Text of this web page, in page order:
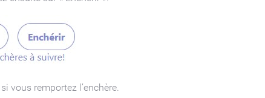
vous remportez l’enchère.